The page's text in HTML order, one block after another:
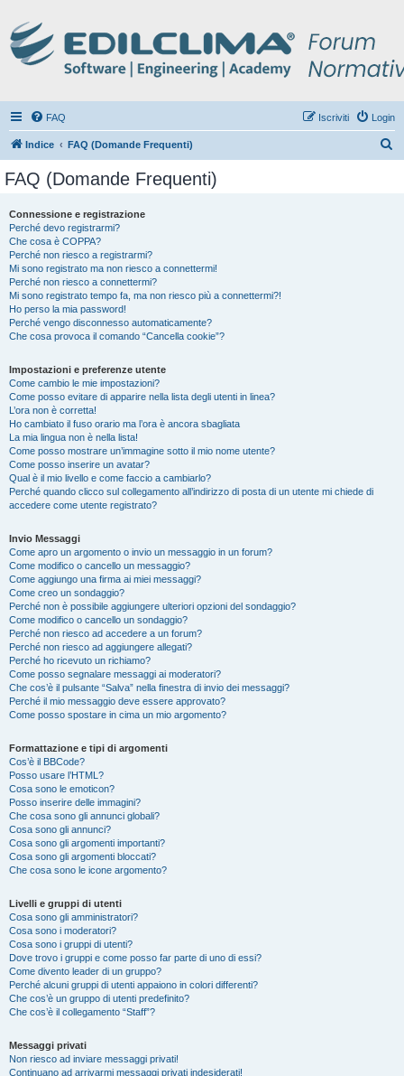
FAQ Login
Iscriviti
Indice FAQ (Domande Frequenti)
FAQ (Domande Frequenti)
Connessione e registrazione
Perché devo registrarmi?
Che cosa è COPPA?
Perché non riesco a registrarmi?
Mi sono registrato ma non riesco a connettermi!
Perché non riesco a connettermi?
Mi sono registrato tempo fa, ma non riesco più a connettermi?!
Ho perso la mia password!
Perché vengo disconnesso automaticamente?
Che cosa provoca il comando “Cancella cookie”?
Impostazioni e preferenze utente
Come cambio le mie impostazioni?
Come posso evitare di apparire nella lista degli utenti in linea?
L’ora non è corretta!
Ho cambiato il fuso orario ma l’ora è ancora sbagliata
La mia lingua non è nella lista!
Come posso mostrare un’immagine sotto il mio nome utente?
Come posso inserire un avatar?
Qual è il mio livello e come faccio a cambiarlo?
Perché quando clicco sul collegamento all’indirizzo di posta di un utente mi chiede di
accedere come utente registrato?
Invio Messaggi
Come apro un argomento o invio un messaggio in un forum?
Come modifico o cancello un messaggio?
Come aggiungo una firma ai miei messaggi?
Come creo un sondaggio?
Perché non è possibile aggiungere ulteriori opzioni del sondaggio?
Come modifico o cancello un sondaggio?
Perché non riesco ad accedere a un forum?
Perché non riesco ad aggiungere allegati?
Perché ho ricevuto un richiamo?
Come posso segnalare messaggi ai moderatori?
Che cos’è il pulsante “Salva” nella finestra di invio dei messaggi?
Perché il mio messaggio deve essere approvato?
Come posso spostare in cima un mio argomento?
Formattazione e tipi di argomenti
Cos’è il BBCode?
Posso usare l’HTML?
Cosa sono le emoticon?
Posso inserire delle immagini?
Che cosa sono gli annunci globali?
Cosa sono gli annunci?
Cosa sono gli argomenti importanti?
Cosa sono gli argomenti bloccati?
Che cosa sono le icone argomento?
Livelli e gruppi di utenti
Cosa sono gli amministratori?
Cosa sono i moderatori?
Cosa sono i gruppi di utenti?
Dove trovo i gruppi e come posso far parte di uno di essi?
Come divento leader di un gruppo?
Perché alcuni gruppi di utenti appaiono in colori differenti?
Che cos’è un gruppo di utenti predefinito?
Che cos’è il collegamento “Staff”?
Messaggi privati
Non riesco ad inviare messaggi privati!
Continuano ad arrivarmi messaggi privati indesiderati!